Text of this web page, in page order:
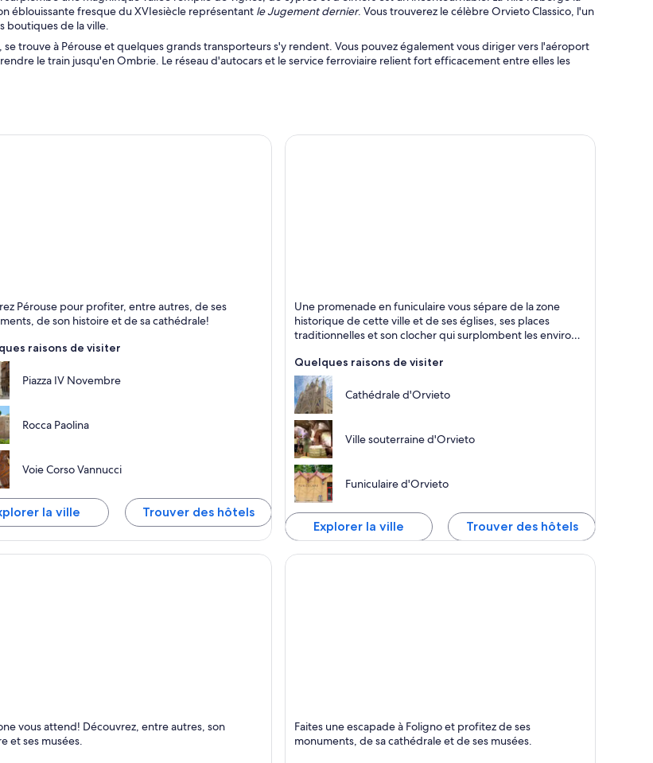
éblouissante fresque du XVIesiècle représentant le Jugement dernier. Vous trouverez le célèbre Orvieto Classico, l'un
boutiques de la ville.
trouve à Pérouse et quelques grands transporteurs s'y rendent. Vous pouvez également vous diriger vers l'aéroport
le train jusqu'en Ombrie. Le réseau d'autocars et le service ferroviaire relient fort efficacement entre elles les
Chocolat et Jazz
Pérouse pour profiter, entre autres, de ses
de son histoire et de sa cathédrale!
raisons de visiter
Piazza IV Novembre
Rocca Paolina
Voie Corso Vannucci
la ville Trouver des hôtels
Orvieto
Historique, Cathédrales et Visites
Une promenade en funiculaire vous sépare de la zone
historique de cette ville et de ses églises, ses places
traditionnelles et son clocher qui surplombent les environs
Quelques raisons de visiter
Cathédrale d'Orvieto
Ville souterraine d'Orvieto
Funiculaire d'Orvieto
Explorer la ville Trouver des hôtels
et Musées
vous attend! Découvrez, entre autres, son
et ses musées.
Monuments, Cathédrales et Château
Faites une escapade à Foligno et profitez de ses
monuments, de sa cathédrale et de ses musées.